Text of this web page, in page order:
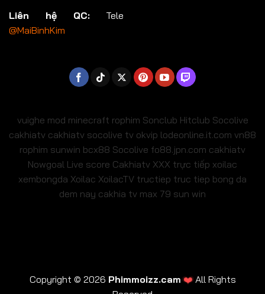
Liên hệ QC: Tele
@MaiBinhKim
vuighe mod minecraft rophim Sonclub Hitclub Socolive
cakhiatv cakhiatv socolive tv okvip lodeonline.it.com vn88
rophim sunwin bcx88 Socolive fo88.jpn.com cakhiatv
Nowgoal Live score Cakhiatv XXX trực tiếp xoilac
xembongda Xoilac XoilacTV tructiep truc tiep bong da
dem nay cakhia tv max 79 sun win
Copyright © 2026 Phimmoizz.cam❤️All Rights